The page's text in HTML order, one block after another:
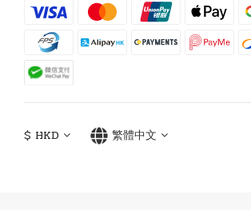
$ HKD 繁體中文